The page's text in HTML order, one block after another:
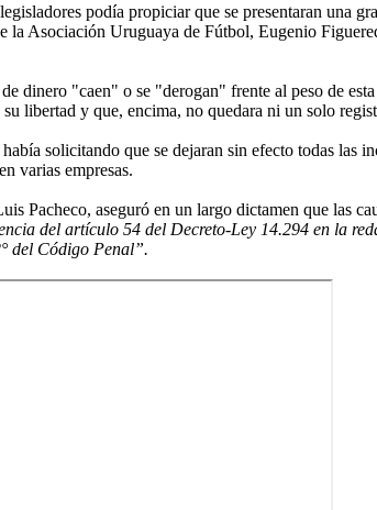
podía propiciar que se presentaran una
la Asociación Uruguaya de Fútbol, Eugenio
dinero "caen" o se "derogan" frente al peso de
libertad y que, encima, no quedara ni un solo
solicitando que se dejaran sin efecto todas las
varias empresas.
Pacheco, aseguró en un largo dictamen que las
del artículo 54 del Decreto-Ley 14.294 en la
del Código Penal”.